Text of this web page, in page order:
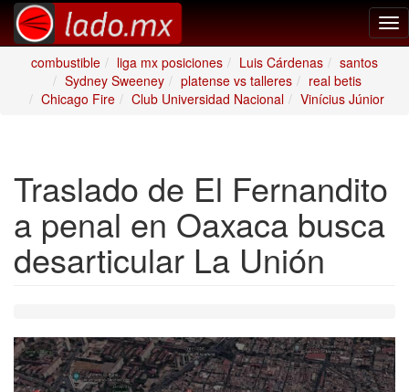
combustible
liga mx posiciones Luis Cárdenas
santos
Sydney Sweeney
platense vs talleres
real betis
Chicago Fire
Club Universidad Nacional Vinícius Júnior
Traslado de El Fernandito
a penal en Oaxaca busca
desarticular La Unión